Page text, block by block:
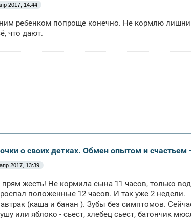
2017, 14:44
ребенком попроще конечно. Не кормлю
что дают.
о своих детках. Обмен опытом и счастьем
2017, 13:39
жесть! Не кормила сына 11 часов, только
положенные 12 часов. И так уже 2 недели.
(каша и банан ). Зубы без симптомов.
или яблоко - сьест, хлебец сьест, батончик